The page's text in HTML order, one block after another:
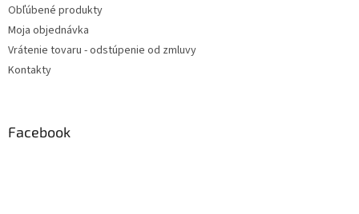
Obľúbené produkty
Moja objednávka
Vrátenie tovaru - odstúpenie od zmluvy
Kontakty
Facebook